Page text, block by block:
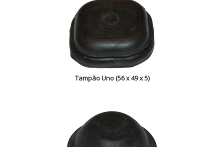
Tampão Uno (56 x 49 x 5)